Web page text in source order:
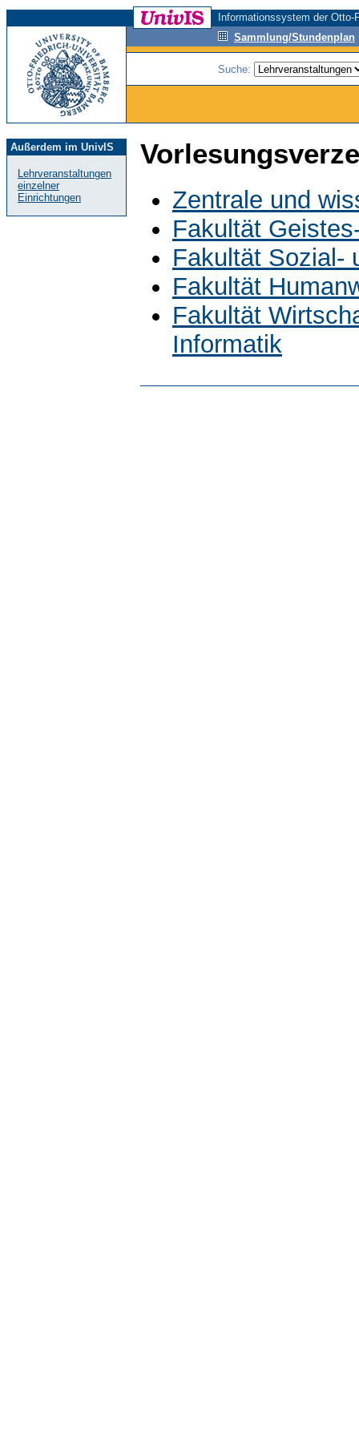
Informationssystem der
Sammlung/Stundenplan
Suche:
Außerdem im UnivIS
Lehrveranstaltungen
einzelner
Einrichtungen
Zentrale und
Fakultät
Fakultät Sozial-
Fakultät
Fakultät
Informatik